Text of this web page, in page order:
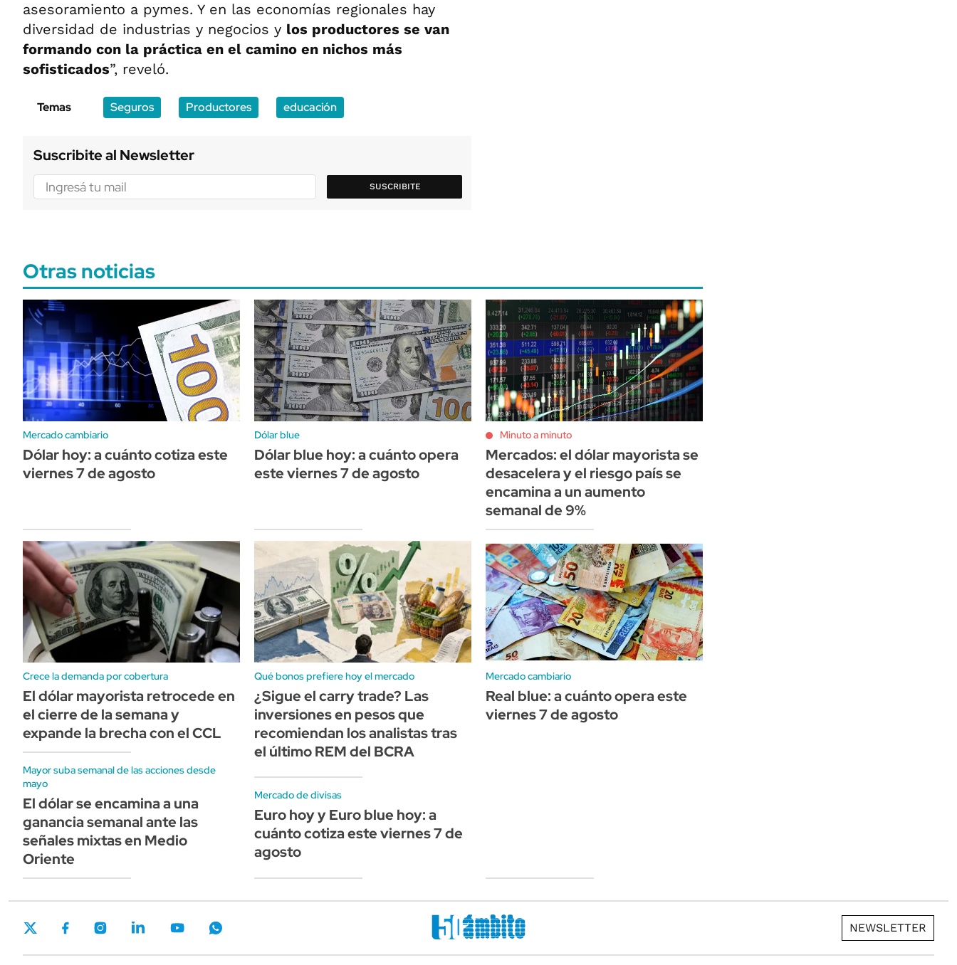
asesoramiento a pymes. Y en las economías regionales hay
diversidad de industrias y negocios y los productores se van
formando con la práctica en el camino en nichos más
sofisticados”, reveló.
Temas Seguros Productores educación
Suscribite al Newsletter
SUSCRIBITE
Otras noticias
Mercado cambiario
Dólar hoy: a cuánto cotiza este
viernes 7 de agosto
Dólar blue
Dólar blue hoy: a cuánto opera
este viernes 7 de agosto
Minuto a minuto
Mercados: el dólar mayorista se
desacelera y el riesgo país se
encamina a un aumento
semanal de 9%
Crece la demanda por cobertura
El dólar mayorista retrocede en
el cierre de la semana y
expande la brecha con el CCL
Mayor suba semanal de las acciones desde
mayo
El dólar se encamina a una
ganancia semanal ante las
señales mixtas en Medio
Oriente
Qué bonos prefiere hoy el mercado
¿Sigue el carry trade? Las
inversiones en pesos que
recomiendan los analistas tras
el último REM del BCRA
Mercado de divisas
Euro hoy y Euro blue hoy: a
cuánto cotiza este viernes 7 de
agosto
Mercado cambiario
Real blue: a cuánto opera este
viernes 7 de agosto
NEWSLETTER